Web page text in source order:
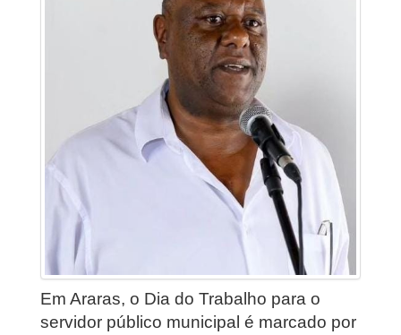
Em Araras, o Dia do Trabalho para o
servidor público municipal é marcado por